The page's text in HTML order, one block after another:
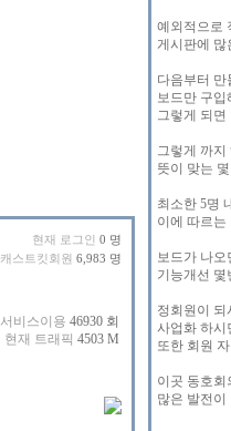
현재 로그인 0 명
캐스트킷회원 6,983 명
예외적으로
게시판에 많
다음부터
보드만 구입
그렇게 되면
그렇게 까지
뜻이 맞는
최소한 5명
이에 따르는
보드가 나오
기능개선 몇
정회원이
사업화 하시
또한 회원
이곳 동호회
많은 발전이